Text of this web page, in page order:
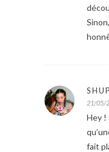
21/05/
Hey !
fait